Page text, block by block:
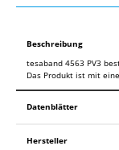
Beschreibung
tesaband 4563 PV3
Das Produkt ist mit
Datenblätter
Hersteller